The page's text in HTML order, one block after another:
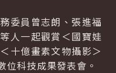
員曾志朗、張進福
人一起觀賞＜國寶娃
十億畫素文物攝影＞
科技成果發表會。